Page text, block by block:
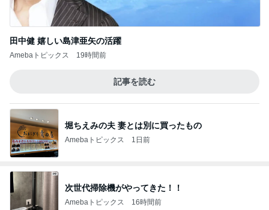
田中健 嬉しい島津亜矢の活躍
Amebaトピックス 19時間前
記事を読む
堀ちえみの夫 妻とは別に買ったもの
Amebaトピックス 1日前
次世代掃除機がやってきた！！
Amebaトピックス 16時間前